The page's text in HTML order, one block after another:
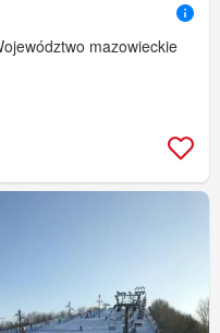
mazowieckie